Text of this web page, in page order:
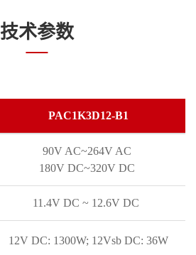
技术参数
PAC1K3D12-B1
90V AC~264V AC
180V DC~320V DC
11.4V DC ~ 12.6V DC
12V DC: 1300W; 12Vsb DC: 36W